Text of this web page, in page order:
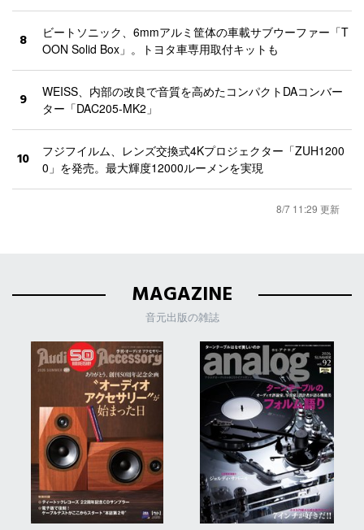
8
ビートソニック、6mmアルミ筐体の車載サブウーファー「T
OON Solid Box」。トヨタ車専用取付キットも
9
WEISS、内部の改良で音質を高めたコンパクトDAコンバー
ター「DAC205-MK2」
10
フジフイルム、レンズ交換式4Kプロジェクター「ZUH1200
0」を発売。最大輝度12000ルーメンを実現
8/7 11:29 更新
MAGAZINE
音元出版の雑誌